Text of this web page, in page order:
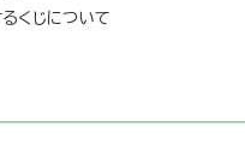
くじについて